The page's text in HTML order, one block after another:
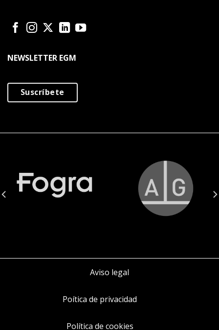
NEWSLETTER EGM
Suscríbete
Aviso legal
Poítica de privacidad
Política de cookies